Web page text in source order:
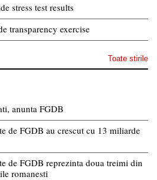
stress test results
transparency exercise
Toate stirile
anunta FGDB
de FGDB au crescut cu 13 miliarde
de FGDB reprezinta doua treimi din
romanesti